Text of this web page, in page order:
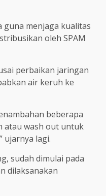
guna menjaga kualitas
oleh SPAM
perbaikan jaringan
air keruh ke
beberapa
atau wash out untuk
ujarnya lagi.
sudah dimulai pada
dilaksanakan